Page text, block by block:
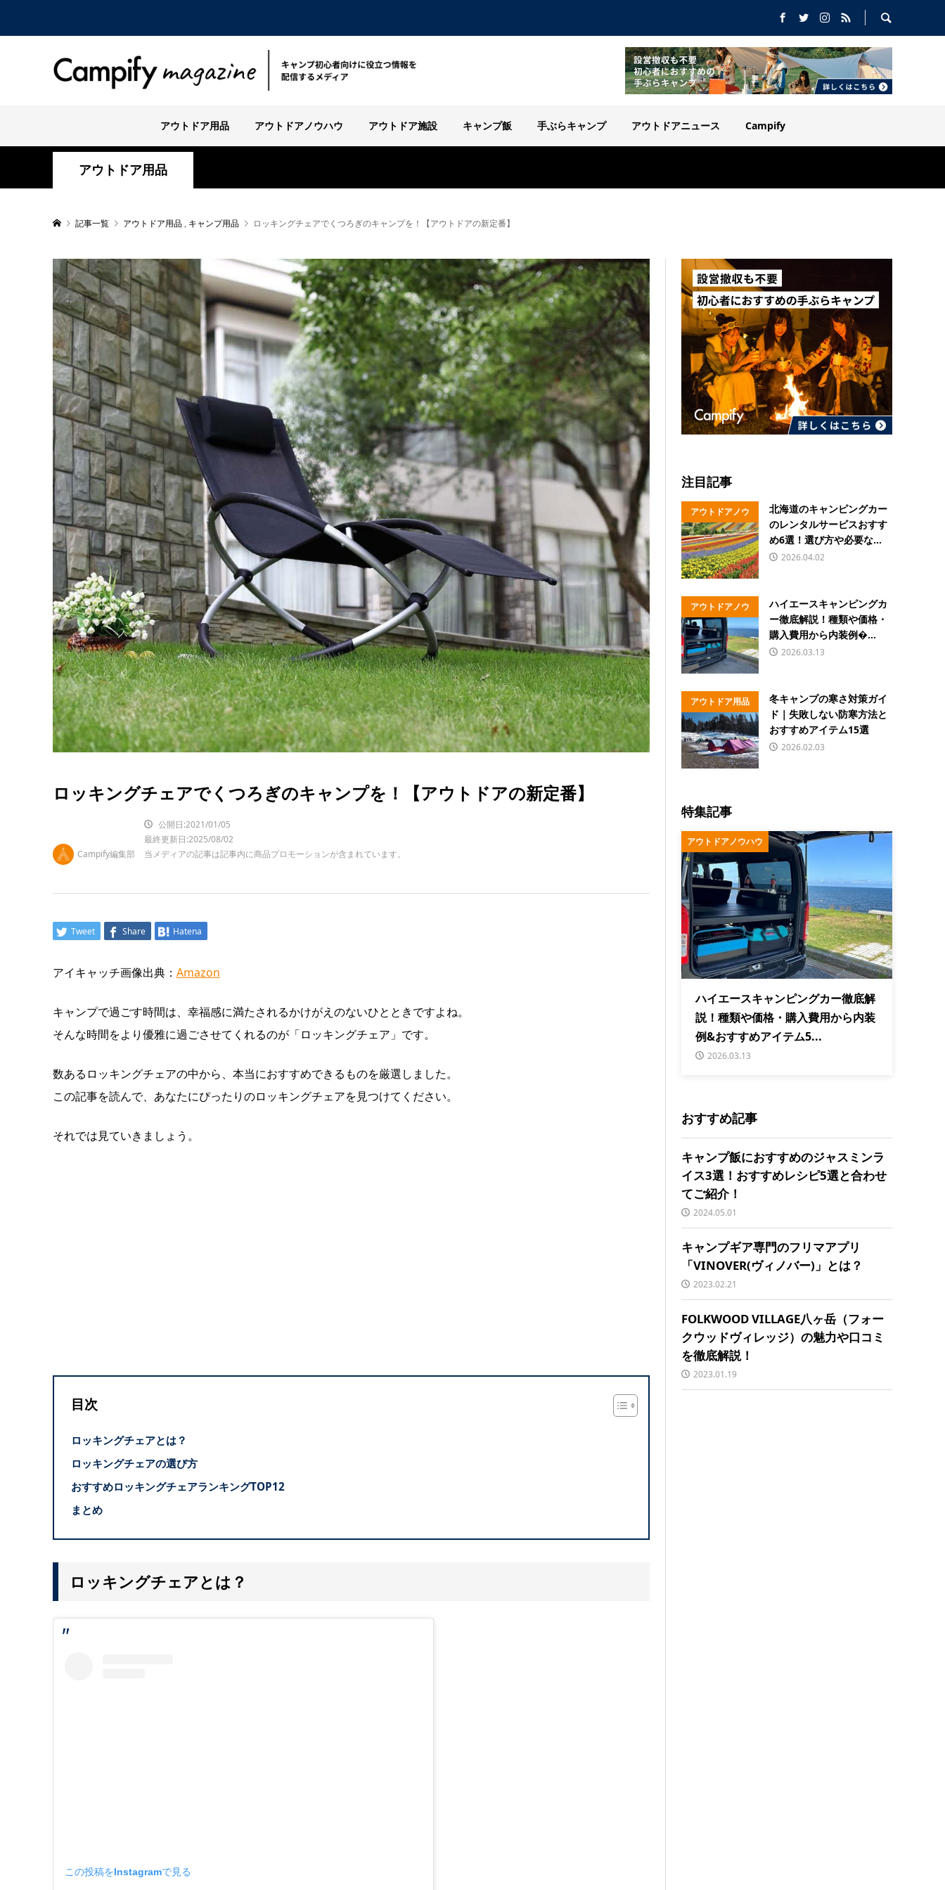
アウトドア用品 アウトドアノウハウ アウトドア施設 キャンプ飯 手ぶらキャンプ アウトドアニュース Campify
アウトドア用品
記事一覧 アウトドア用品 , キャンプ用品 ロッキングチェアでくつろぎのキャンプを！【アウトドアの新定番】
ロッキングチェアでくつろぎのキャンプを！【アウトドアの新定番】
Campify編集部
公開日:2021/01/05
最終更新日:2025/08/02
当メディアの記事は記事内に商品プロモーションが含まれています。
Tweet Share Hatena
アイキャッチ画像出典： Amazon
キャンプで過ごす時間は、幸福感に満たされるかけがえのないひとときですよね。
そんな時間をより優雅に過ごさせてくれるのが「ロッキングチェア」です。
数あるロッキングチェアの中から、本当におすすめできるものを厳選しました。
この記事を読んで、あなたにぴったりのロッキングチェアを見つけてください。
それでは見ていきましょう。
目次
ロッキングチェアとは？
ロッキングチェアの選び方
おすすめロッキングチェアランキングTOP12
まとめ
ロッキングチェアとは？
この投稿をInstagramで見る
注目記事
アウトドアノウ
ハウ
北海道のキャンピングカー
のレンタルサービスおすす
め6選！選び方や必要な...
2026.04.02
アウトドアノウ
ハウ
ハイエースキャンピングカ
ー徹底解説！種類や価格・
購入費用から内装例�...
2026.03.13
アウトドア用品
冬キャンプの寒さ対策ガイ
ド｜失敗しない防寒方法と
おすすめアイテム15選
2026.02.03
特集記事
アウトドアノウハウ
ハイエースキャンピングカー徹底解
説！種類や価格・購入費用から内装
例&おすすめアイテム5...
2026.03.13
おすすめ記事
キャンプ飯におすすめのジャスミンラ
イス3選！おすすめレシピ5選と合わせ
てご紹介！
2024.05.01
キャンプギア専門のフリマアプリ
「VINOVER(ヴィノバー)」とは？
2023.02.21
FOLKWOOD VILLAGE八ヶ岳（フォー
クウッドヴィレッジ）の魅力や口コミ
を徹底解説！
2023.01.19